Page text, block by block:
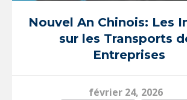
Nouvel An Chinois: Les
sur les Transports
Entreprises
février 24, 2026